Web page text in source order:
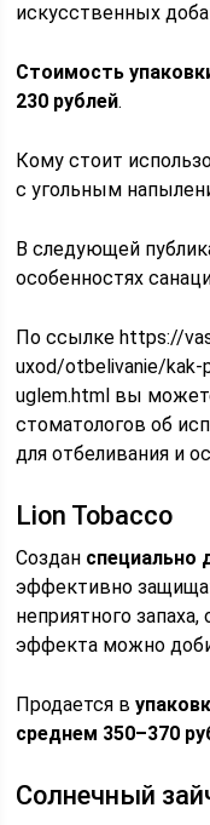
искусственных
Стоимость
230 рублей.
Кому стоит
с угольным
В следующей
особенностях
По ссылке https://
uxod/otbelivanie/kak-
uglem.html вы
стоматологов об
для отбеливания и
Lion Tobacco
Создан специально
эффективно
неприятного
эффекта можно
Продается в
среднем 350–370
Солнечный